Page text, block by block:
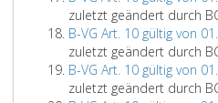
zuletzt geändert durch
B-VG Art. 10 gültig von
zuletzt geändert durch
B-VG Art. 10 gültig von
zuletzt geändert durch